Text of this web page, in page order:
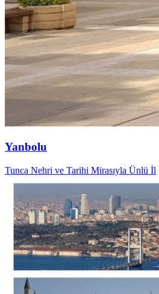
Yanbolu
Tunca Nehri ve Tarihi Mirasıyla Ünlü İl